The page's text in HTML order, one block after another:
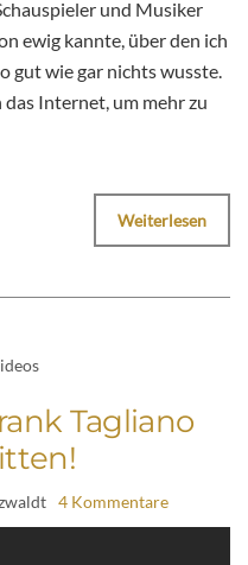
und Musiker
ewig kannte, über den ich
gut wie gar nichts wusste.
Internet, um mehr zu
Weiterlesen
Tagliano
4 Kommentare